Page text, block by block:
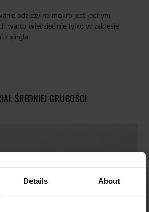
Details About
odzieży na mokro jest jednym
warto wiedzieć nie tylko w zakresie
z singla.
ŚREDNIEJ GRUBOŚCI